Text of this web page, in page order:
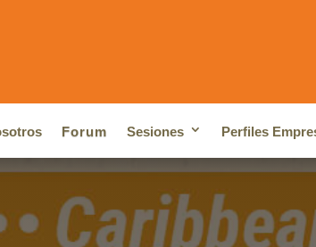
Forum Sesiones Perfiles